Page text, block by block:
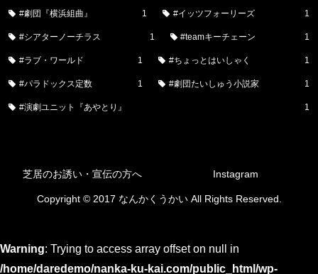
#劇団『横浜組曲』 1 #イッツフォーリーズ 1
#シアターノーチラス 1 #teamキーチェーン 1
#ラブ・ワールド 1 #ちょっとはいしゃく 1
#パラドックス定数 1 #劇団たいしゅう小説家 1
#演劇ユニット『あやとり』 1
芝居のお誘い・宣伝の方へ Instagram
Copyright © 2017 なんかくうかい All Rights Reserved.
Warning: Trying to access array offset on null in
/home/daredemo/nanka-ku-kai.com/public_html/wp-